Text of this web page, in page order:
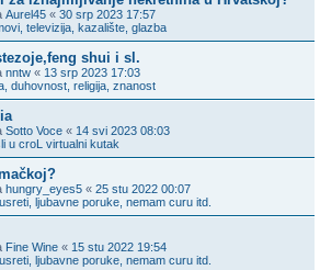
Aurel45 « 30 srp 2023 17:57
televizija, kazalište, glazba
shui i sl.
nntw « 13 srp 2023 17:03
duhovnost, religija, znanost
Sotto Voce « 14 svi 2023 08:03
u croL virtualni kutak
hungry_eyes5 « 25 stu 2022 00:07
ljubavne poruke, nemam curu itd.
Fine Wine « 15 stu 2022 19:54
ljubavne poruke, nemam curu itd.